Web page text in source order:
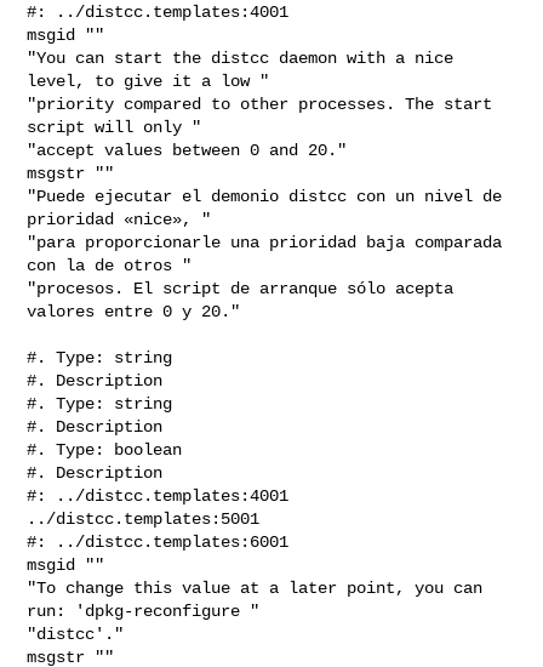
#: ../distcc.templates:4001
msgid ""
"You can start the distcc daemon with a nice
level, to give it a low "
"priority compared to other processes. The start
script will only "
"accept values between 0 and 20."
msgstr ""
"Puede ejecutar el demonio distcc con un nivel de
prioridad «nice», "
"para proporcionarle una prioridad baja comparada
con la de otros "
"procesos. El script de arranque sólo acepta
valores entre 0 y 20."
#. Type: string
#. Description
#. Type: string
#. Description
#. Type: boolean
#. Description
#: ../distcc.templates:4001
../distcc.templates:5001
#: ../distcc.templates:6001
msgid ""
"To change this value at a later point, you can
run: 'dpkg-reconfigure "
"distcc'."
msgstr ""